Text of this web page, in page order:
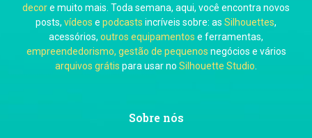
Ju Mirthes
decore muito mais. Toda semana, aqui, você encontra novos
posts, vídeos e podcasts incríveis sobre: as Silhouettes,
acessórios, outros equipamentos e ferramentas,
empreendedorismo, gestão de pequenos negócios e vários
arquivos grátis para usar no Silhouette Studio
Sobre nós